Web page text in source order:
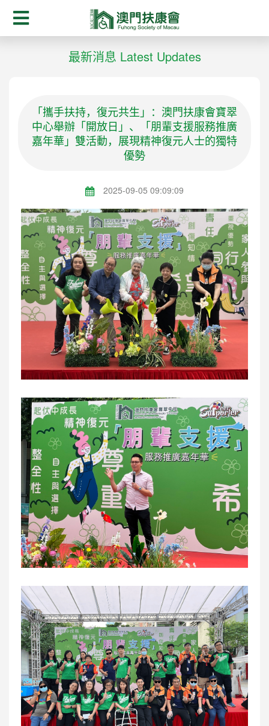
最新消息 Latest Updates
「攜手扶持，復元共生」：澳門扶康會寶翠
中心舉辦「開放日」、「朋輩支援服務推廣
嘉年華」雙活動，展現精神復元人士的獨特
優勢
2025-09-05 09:09:09